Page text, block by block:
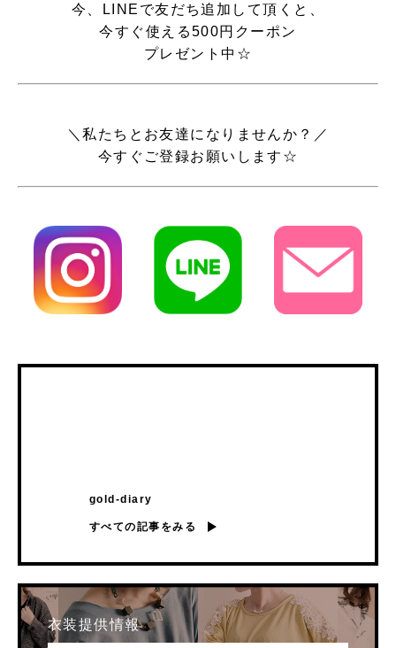
今、LINEで友だち追加して頂くと、
今すぐ使える500円クーポン
プレゼント中☆
＼私たちとお友達になりませんか？／
今すぐご登録お願いします☆
gold-diary
すべての記事をみる
衣装提供情報